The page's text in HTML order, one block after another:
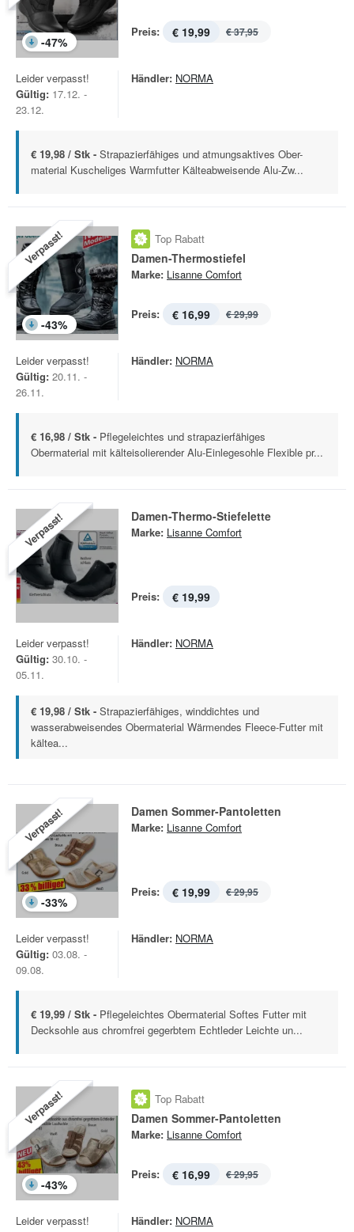
-47%
Preis: € 19,99 € 37,95
Leider verpasst!
Gültig: 17.12. -
23.12.
Händler: NORMA
€ 19,98 / Stk - Strapazierfähiges und atmungsaktives Ober-
material Kuscheliges Warmfutter Kälteabweisende Alu-Zw...
Verpasst!
-43%
Top Rabatt
Damen-Thermostiefel
Marke: Lisanne Comfort
Preis: € 16,99 € 29,99
Leider verpasst!
Gültig: 20.11. -
26.11.
Händler: NORMA
€ 16,98 / Stk - Pflegeleichtes und strapazierfähiges
Obermaterial mit kälteisolierender Alu-Einlegesohle Flexible pr...
Verpasst! Damen-Thermo-Stiefelette
Marke: Lisanne Comfort
Preis: € 19,99
Leider verpasst!
Gültig: 30.10. -
05.11.
Händler: NORMA
€ 19,98 / Stk - Strapazierfähiges, winddichtes und
wasserabweisendes Obermaterial Wärmendes Fleece-Futter mit
kältea...
Verpasst!
-33%
Damen Sommer-Pantoletten
Marke: Lisanne Comfort
Preis: € 19,99 € 29,95
Leider verpasst!
Gültig: 03.08. -
09.08.
Händler: NORMA
€ 19,99 / Stk - Pflegeleichtes Obermaterial Softes Futter mit
Decksohle aus chromfrei gegerbtem Echtleder Leichte un...
Verpasst!
-43%
Top Rabatt
Damen Sommer-Pantoletten
Marke: Lisanne Comfort
Preis: € 16,99 € 29,95
Leider verpasst!
Händler: NORMA